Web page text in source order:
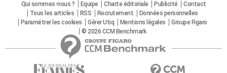
Qui sommes-nous ? Equipe Charte éditoriale Publicité
Contact
Tous les articles
RSS Recrutement
Données personnelles
Paramétrer les cookies
Gérer Utiq Mentions légales
Groupe Figaro
© 2026 CCM Benchmark